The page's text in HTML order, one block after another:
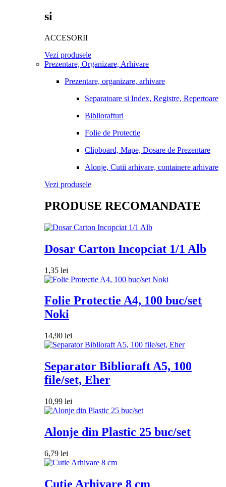
si
ACCESORII
Vezi produsele
Prezentare, Organizare, Arhivare
Prezentare, organizare, arhivare
Separatoare si Index, Registre, Repertoare
Bibliorafturi
Folie de Protectie
Clipboard, Mape, Dosare de Prezentare
Alonje, Cutii arhivare, containere arhivare
Vezi produsele
PRODUSE RECOMANDATE
Dosar Carton Incopciat 1/1 Alb
1,35 lei
Folie Protectie A4, 100 buc/set
Noki
14,90 lei
Separator Biblioraft A5, 100
file/set, Eher
10,99 lei
Alonje din Plastic 25 buc/set
6,79 lei
Cutie Arhivare 8 cm